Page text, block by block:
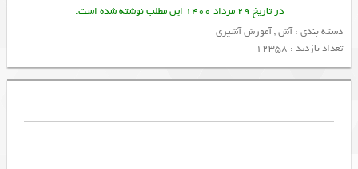
در تاریخ 29 مرداد 1400 این مطلب نوشته شده است.
دسته بندی :آش,آموزش آشپزی
تعداد بازدید : 12358